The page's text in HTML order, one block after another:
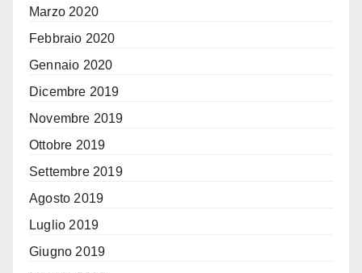
Marzo 2020
Febbraio 2020
Gennaio 2020
Dicembre 2019
Novembre 2019
Ottobre 2019
Settembre 2019
Agosto 2019
Luglio 2019
Giugno 2019